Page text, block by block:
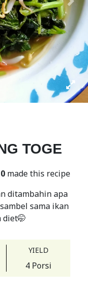
Next
TOGE
0 made this recipe
ditambahin apa
sama ikan
diet🤭
YIELD
4 Porsi